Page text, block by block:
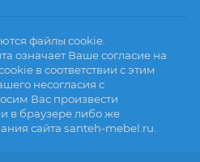
файлы cookie.
означает Ваше согласие на
в соответствии с этим
несогласия с
Вас произвести
в браузере либо же
сайта santeh-mebel.ru.